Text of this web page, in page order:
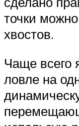
точки
хвостов.
Чаще всего
ловле на